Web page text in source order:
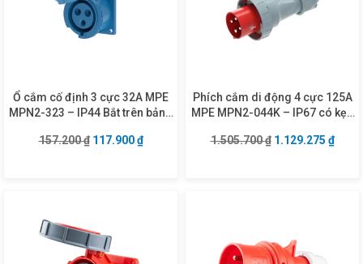
Ổ cắm cố định 3 cực 32A MPE
MPN2-323 – IP44 Bắt trên bảng
157.200₫ Giá gốc là: 157.200 ₫.
117.900₫Giá hiện tại là: 117.900 ₫.
Phích cắm di động 4 cực 125A
MPE MPN2-044K – IP67 có kẹp
1.505.700₫ Giá gốc là:
1.129.275 ₫Giá